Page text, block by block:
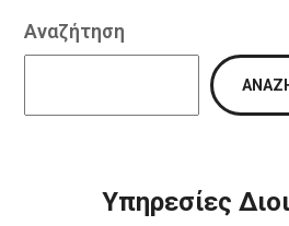
Αναζήτηση
Υπηρεσίες